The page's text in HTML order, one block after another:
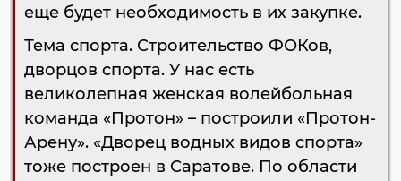
еще будет необходимость в их закупке.
Тема спорта. Строительство ФОКов,
дворцов спорта. У нас есть
великолепная женская волейбольная
команда «Протон» – построили «Протон-
Арену». «Дворец водных видов спорта»
тоже построен в Саратове. По области